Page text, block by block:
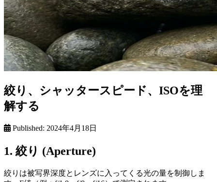
絞り、シャッタースピード、ISOを理
解する
Published: 2024年4月18日
1. 絞り (Aperture)
絞りは被写界深度とレンズに入ってくる光の量を制御しま